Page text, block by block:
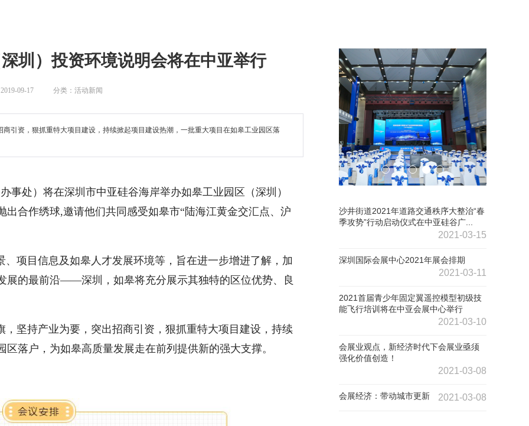
圳）投资环境说明会将在中亚举行
09-17 分类：活动新闻
引资，狠抓重特大项目建设，持续掀起项目建设热潮，一批重大项目在如皋工业园区落
事处）将在深圳市中亚硅谷海岸举办如皋工业园区（深圳）
合作绣球,邀请他们共同感受如皋市“陆海江黄金交汇点、沪
项目信息及如皋人才发展环境等，旨在进一步增进了解，加
展的最前沿——深圳，如皋将充分展示其独特的区位优势、良
坚持产业为要，突出招商引资，狠抓重特大项目建设，持续
落户，为如皋高质量发展走在前列提供新的强大支撑。
沙井街道2021年道路交通秩序大整治“春
季攻势”行动启动仪式在中亚硅谷广...
2021-03-15
深圳国际会展中心2021年展会排期
2021-03-11
2021首届青少年固定翼遥控模型初级技
能飞行培训将在中亚会展中心举行
2021-03-10
会展业观点，新经济时代下会展业亟须
强化价值创造！
2021-03-08
会展经济：带动城市更新 2021-03-08